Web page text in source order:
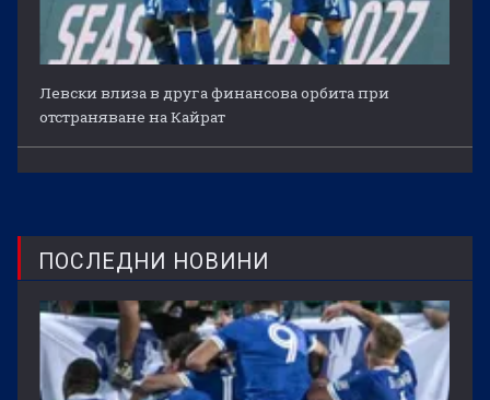
Левски влиза в друга финансова орбита при
отстраняване на Кайрат
ПОСЛЕДНИ НОВИНИ